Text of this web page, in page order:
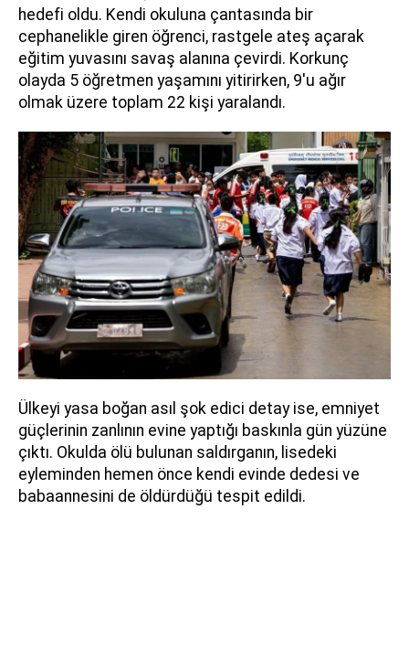
hedefi oldu. Kendi okuluna çantasında bir
cephanelikle giren öğrenci, rastgele ateş açarak
eğitim yuvasını savaş alanına çevirdi. Korkunç
olayda 5 öğretmen yaşamını yitirirken, 9'u ağır
olmak üzere toplam 22 kişi yaralandı.
Ülkeyi yasa boğan asıl şok edici detay ise, emniyet
güçlerinin zanlının evine yaptığı baskınla gün yüzüne
çıktı. Okulda ölü bulunan saldırganın, lisedeki
eyleminden hemen önce kendi evinde dedesi ve
babaannesini de öldürdüğü tespit edildi.